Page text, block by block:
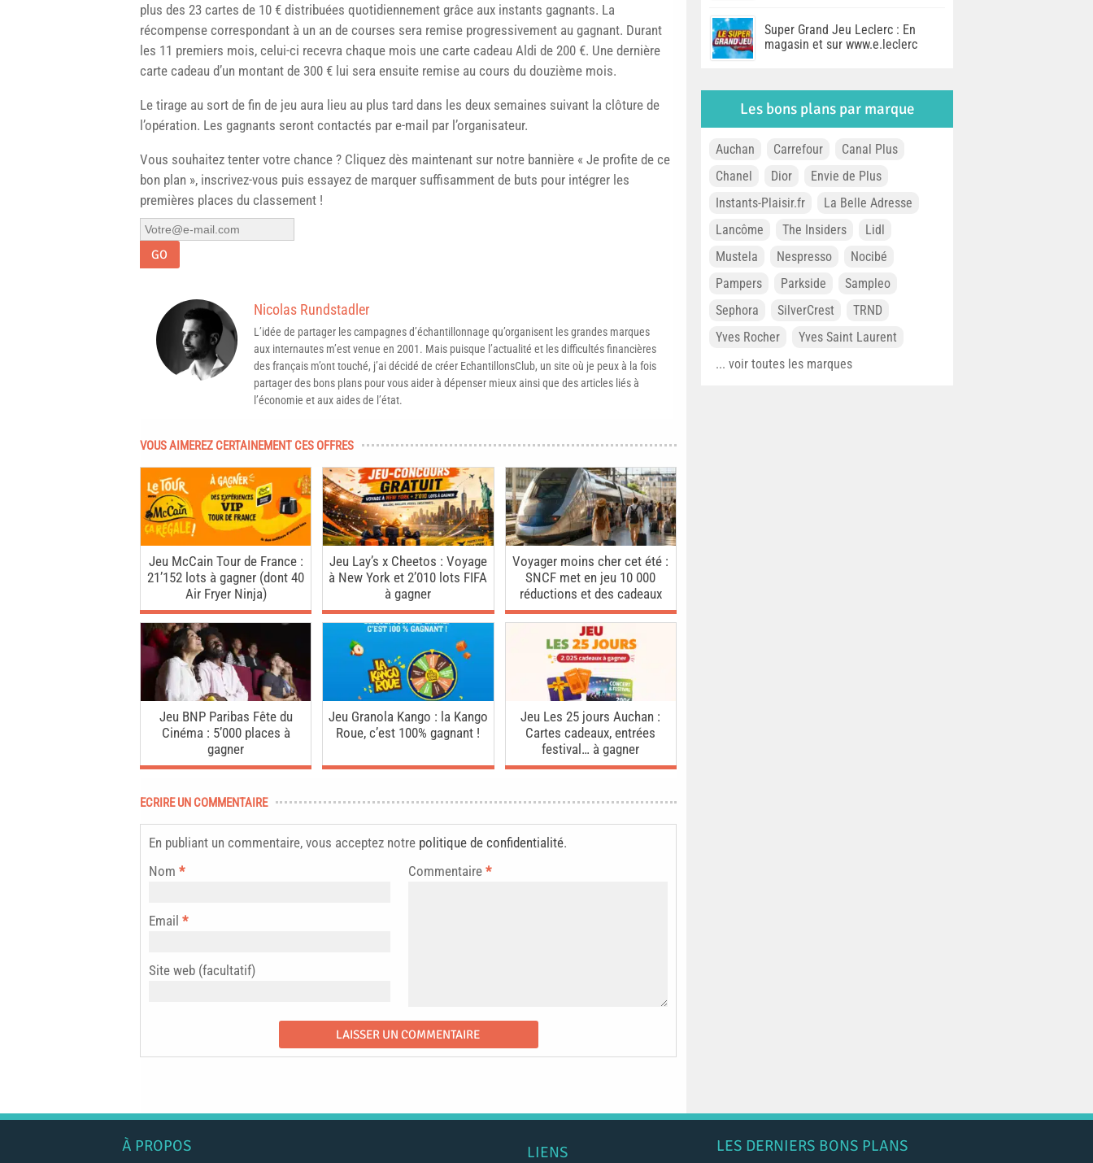
plus des 23 cartes de 10 € distribuées quotidiennement grâce aux instants gagnants. La
récompense correspondant à un an de courses sera remise progressivement au gagnant. Durant
les 11 premiers mois, celui-ci recevra chaque mois une carte cadeau Aldi de 200 €. Une dernière
carte cadeau d’un montant de 300 € lui sera ensuite remise au cours du douzième mois.
Le tirage au sort de fin de jeu aura lieu au plus tard dans les deux semaines suivant la clôture de
l’opération. Les gagnants seront contactés par e-mail par l’organisateur.
Vous souhaitez tenter votre chance ? Cliquez dès maintenant sur notre bannière « Je profite de ce
bon plan », inscrivez-vous puis essayez de marquer suffisamment de buts pour intégrer les
premières places du classement !
GO
Nicolas Rundstadler
L’idée de partager les campagnes d’échantillonnage qu’organisent les grandes marques
aux internautes m’est venue en 2001. Mais puisque l’actualité et les difficultés financières
des français m’ont touché, j’ai décidé de créer EchantillonsClub, un site où je peux à la fois
partager des bons plans pour vous aider à dépenser mieux ainsi que des articles liés à
l’économie et aux aides de l’état.
VOUS AIMEREZ CERTAINEMENT CES OFFRES
Jeu McCain Tour de France :
21’152 lots à gagner (dont 40
Air Fryer Ninja)
Jeu Lay’s x Cheetos : Voyage
à New York et 2’010 lots FIFA
à gagner
Voyager moins cher cet été :
SNCF met en jeu 10 000
réductions et des cadeaux
Jeu BNP Paribas Fête du
Cinéma : 5’000 places à
gagner
Jeu Granola Kango : la Kango
Roue, c’est 100% gagnant !
Jeu Les 25 jours Auchan :
Cartes cadeaux, entrées
festival… à gagner
ECRIRE UN COMMENTAIRE
En publiant un commentaire, vous acceptez notre politique de confidentialité.
Commentaire *
Nom *
Email *
Site web (facultatif)
Super Grand Jeu Leclerc : En
magasin et sur www.e.leclerc
Les bons plans par marque
Auchan Carrefour
Canal Plus
Chanel
Dior
Envie de Plus
Instants-Plaisir.fr
La Belle Adresse
Lancôme
The Insiders
Lidl
Mustela
Nespresso
Nocibé
Pampers
Parkside
Sampleo
Sephora
SilverCrest
TRND
Yves Rocher
Yves Saint Laurent
... voir toutes les marques
À PROPOS LIENS LES DERNIERS BONS PLANS